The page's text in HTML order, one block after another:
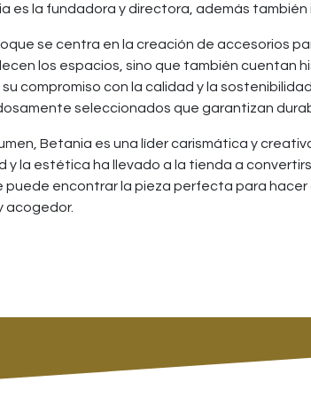
es la fundadora y directora, además también
se centra en la creación de accesorios
los espacios, sino que también cuentan
compromiso con la calidad y la
seleccionados que garantizan
Betania es una líder carismática y
y la estética ha llevado a la tienda a
puede encontrar la pieza perfecta para hacer
acogedor.